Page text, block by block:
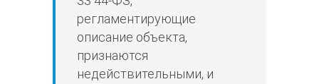
регламентирующие
описание объекта,
признаются
недействительными, и